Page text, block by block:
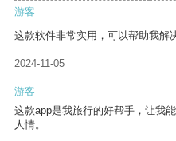
游客
这款软件非常实用，可以帮助我解
2024-11-05
游客
这款app是我旅行的好帮手，让我
人情。